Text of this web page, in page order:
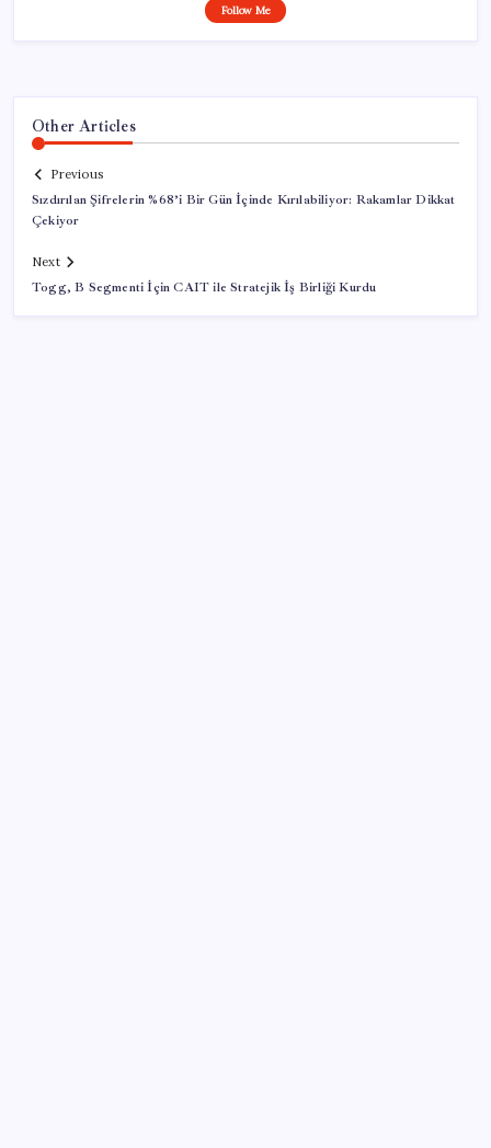
Follow Me
Other Articles
Previous
Sızdırılan Şifrelerin %68’i Bir Gün İçinde Kırılabiliyor: Rakamlar Dikkat
Çekiyor
Next
Togg, B Segmenti İçin CAIT ile Stratejik İş Birliği Kurdu